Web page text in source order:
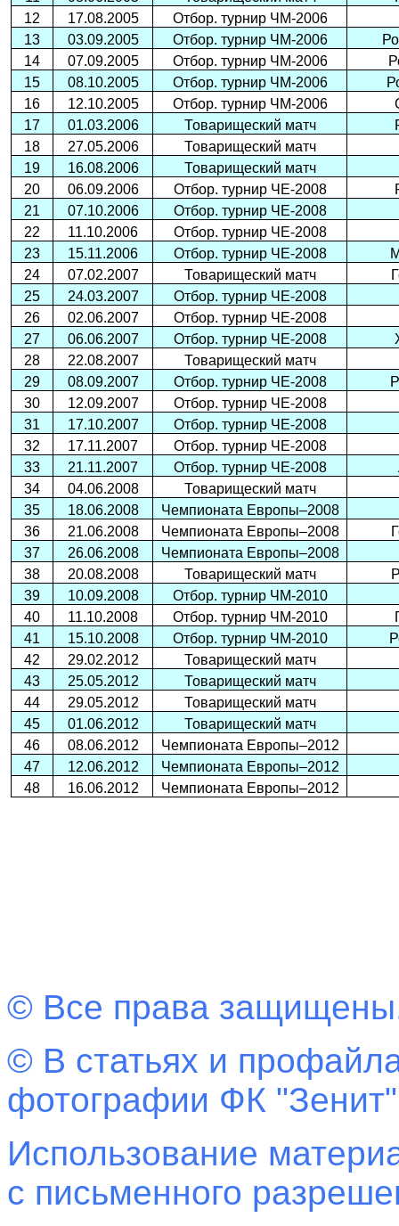
12
17.08.2005
Отбор. турнир ЧМ-2006
13
03.09.2005 Отбор. турнир ЧМ-2006
14
07.09.2005 Отбор. турнир ЧМ-2006
15
08.10.2005 Отбор. турнир ЧМ-2006
16
12.10.2005 Отбор. турнир ЧМ-2006
17
01.03.2006 Товарищеский матч
18
27.05.2006 Товарищеский матч
19
16.08.2006
Товарищеский матч
20
06.09.2006 Отбор. турнир ЧЕ-2008
21
07.10.2006 Отбор. турнир ЧЕ-2008
22
11.10.2006 Отбор. турнир ЧЕ-2008
23
15.11.2006 Отбор. турнир ЧЕ-2008
24
07.02.2007 Товарищеский матч
25
24.03.2007 Отбор. турнир ЧЕ-2008
26
02.06.2007 Отбор. турнир ЧЕ-2008
27
06.06.2007 Отбор. турнир ЧЕ-2008
28
22.08.2007
Товарищеский матч
29
08.09.2007 Отбор. турнир ЧЕ-2008
30
12.09.2007
Отбор. турнир ЧЕ-2008
31
17.10.2007
Отбор. турнир ЧЕ-2008
32
17.11.2007 Отбор. турнир ЧЕ-2008
33
21.11.2007 Отбор. турнир ЧЕ-2008
34
04.06.2008
Товарищеский матч
35
18.06.2008
Чемпионата Европы–2008
36
21.06.2008 Чемпионата Европы–2008
37
26.06.2008 Чемпионата Европы–2008
38
20.08.2008 Товарищеский матч
39
10.09.2008
Отбор. турнир ЧМ-2010
40
11.10.2008 Отбор. турнир ЧМ-2010
41
15.10.2008 Отбор. турнир ЧМ-2010
42
29.02.2012
Товарищеский матч
43
25.05.2012
Товарищеский матч
44
29.05.2012
Товарищеский матч
45
01.06.2012
Товарищеский матч
46
08.06.2012
Чемпионата Европы–2012
47
12.06.2012
Чемпионата Европы–2012
48
16.06.2012 Чемпионата Европы–2012
© Все права
© В статьях и
фотографии ФК
Использование
с письменного